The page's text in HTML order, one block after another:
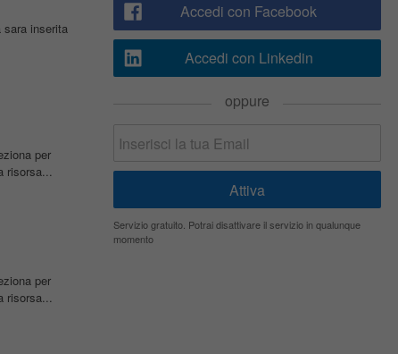
sara inserita
per
risorsa...
per
risorsa...
Accedi con Facebook
Accedi con Linkedin
oppure
Servizio gratuito. Potrai disattivare il servizio in qualunque
momento